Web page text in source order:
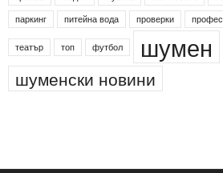
паркинг питейна вода проверки
театър топ футбол шумен
шуменски новини